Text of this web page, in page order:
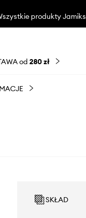
produkty Jamiks
od 280 zł
SKŁAD